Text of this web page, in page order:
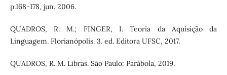
p.168-178, jun. 2006.
QUADROS, R. M.; FINGER, I. Teoria da Aquisição da
Linguagem. Florianópolis. 3. ed. Editora UFSC, 2017.
QUADROS, R. M. Libras. São Paulo: Parábola, 2019.